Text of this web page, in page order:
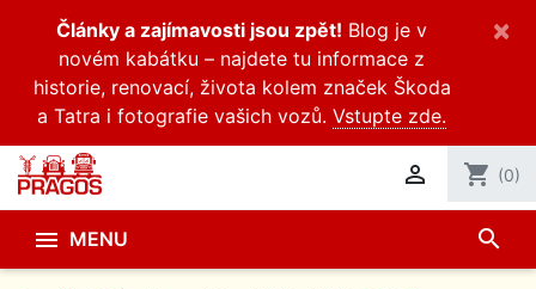
Články a zajímavosti jsou zpět! Blog je v
novém kabátku – najdete tu informace z
historie, renovací, života kolem značek Škoda
a Tatra i fotografie vašich vozů. Vstupte zde.
×
 shopping_cart (0)
 MENU search